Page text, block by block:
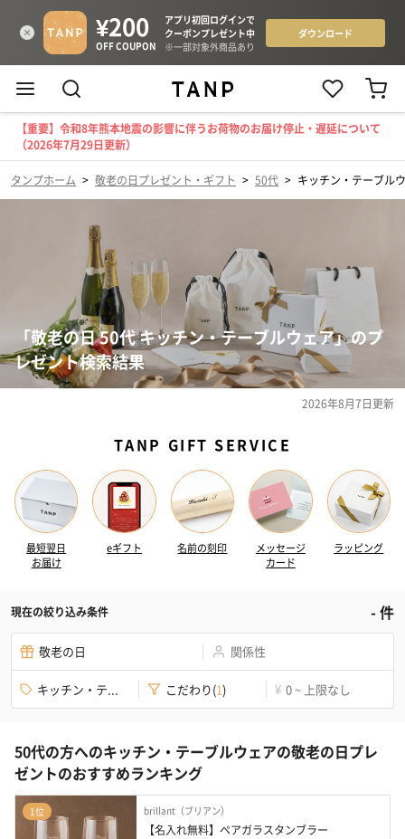
【重要】令和8年熊本地震の影響に伴うお荷物のお届け停止・遅延について
（2026年7月29日更新）
タンプホーム > 敬老の日プレゼント・ギフト > 50代 > キッチン・テーブル
「敬老の日 50代 キッチン・テーブルウェア」のプ
レゼント検索結果
2026年8月7日更新
TANP GIFT SERVICE
最短翌日
お届け
eギフト 名前の刻印
メッセージ
カード
ラッピング
現在の絞り込み条件 -件
敬老の日 関係性
キッチン・テ... こだわり(1) ¥ 0 ~ 上限なし
50代の方へのキッチン・テーブルウェアの敬老の日プレ
ゼントのおすすめランキング
1位 brillant（ブリアン）
【名入れ無料】ペアガラスタンブラー